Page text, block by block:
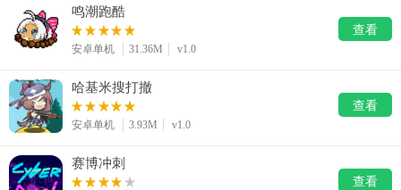
鸣潮跑酷
安卓单机 31.36M v1.0
查看
哈基米搜打撤
安卓单机 3.93M v1.0
查看
赛博冲刺
查看